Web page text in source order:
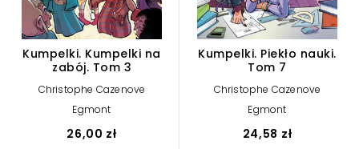
Kumpelki. Kumpelki na
zabój. Tom 3
Christophe Cazenove
Egmont
26,00 zł
Kumpelki. Piekło nauki.
Tom 7
Christophe Cazenove
Egmont
24,58 zł